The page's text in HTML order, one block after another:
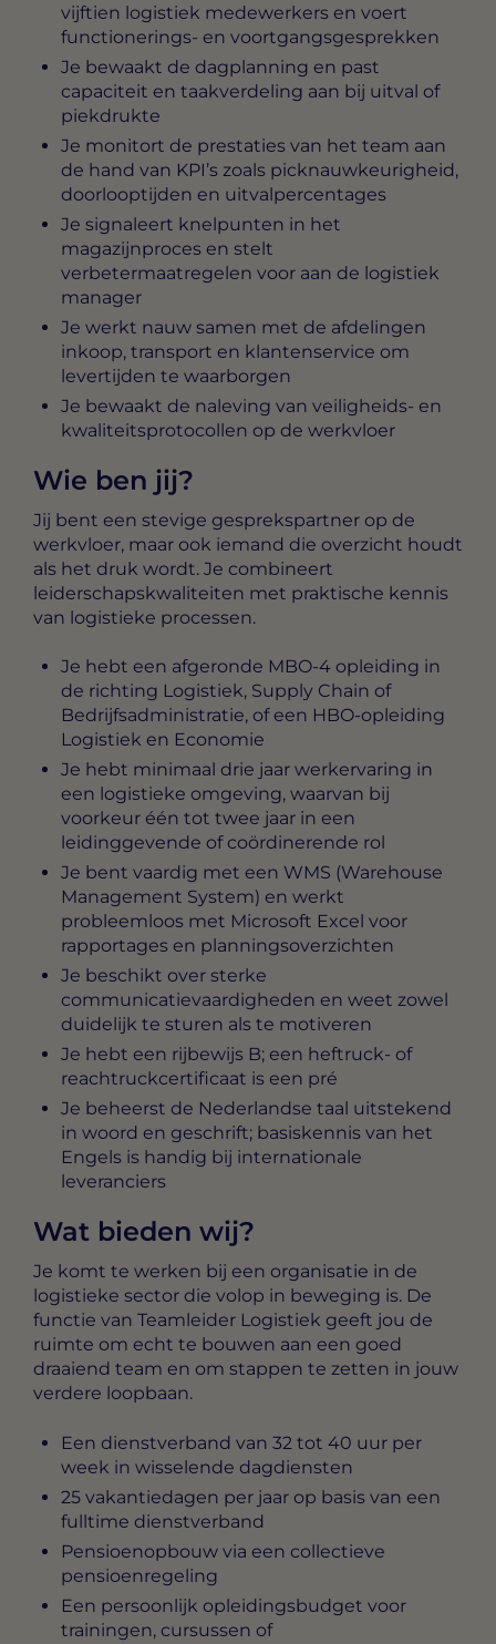
vijftien logistiek medewerkers en voert
functionerings- en voortgangsgesprekken
Je bewaakt de dagplanning en past
capaciteit en taakverdeling aan bij uitval of
piekdrukte
Je monitort de prestaties van het team aan
de hand van KPI’s zoals picknauwkeurigheid,
doorlooptijden en uitvalpercentages
Je signaleert knelpunten in het
magazijnproces en stelt
verbetermaatregelen voor aan de logistiek
manager
Je werkt nauw samen met de afdelingen
inkoop, transport en klantenservice om
levertijden te waarborgen
Je bewaakt de naleving van veiligheids- en
kwaliteitsprotocollen op de werkvloer
Wie ben jij?
Jij bent een stevige gesprekspartner op de
werkvloer, maar ook iemand die overzicht houdt
als het druk wordt. Je combineert
leiderschapskwaliteiten met praktische kennis
van logistieke processen.
Je hebt een afgeronde MBO-4 opleiding in
de richting Logistiek, Supply Chain of
Bedrijfsadministratie, of een HBO-opleiding
Logistiek en Economie
Je hebt minimaal drie jaar werkervaring in
een logistieke omgeving, waarvan bij
voorkeur één tot twee jaar in een
leidinggevende of coördinerende rol
Je bent vaardig met een WMS (Warehouse
Management System) en werkt
probleemloos met Microsoft Excel voor
rapportages en planningsoverzichten
Je beschikt over sterke
communicatievaardigheden en weet zowel
duidelijk te sturen als te motiveren
Je hebt een rijbewijs B; een heftruck- of
reachtruckcertificaat is een pré
Je beheerst de Nederlandse taal uitstekend
in woord en geschrift; basiskennis van het
Engels is handig bij internationale
leveranciers
Wat bieden wij?
Je komt te werken bij een organisatie in de
logistieke sector die volop in beweging is. De
functie van Teamleider Logistiek geeft jou de
ruimte om echt te bouwen aan een goed
draaiend team en om stappen te zetten in jouw
verdere loopbaan.
Een dienstverband van 32 tot 40 uur per
week in wisselende dagdiensten
25 vakantiedagen per jaar op basis van een
fulltime dienstverband
Pensioenopbouw via een collectieve
pensioenregeling
Een persoonlijk opleidingsbudget voor
trainingen, cursussen of